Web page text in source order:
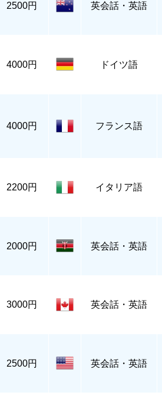
2500円 英会話・英語
4000円 ドイツ語
4000円 フランス語
2200円 イタリア語
2000円 英会話・英語
3000円 英会話・英語
2500円 英会話・英語